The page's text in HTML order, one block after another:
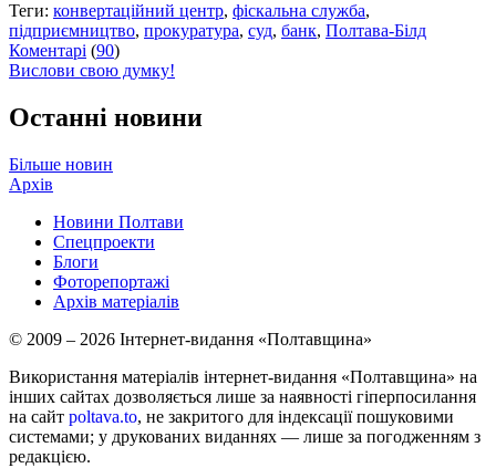
Теги: конвертаційний центр, фіскальна служба,
підприємництво, прокуратура, суд, банк, Полтава-Білд
Коментарі (90)
Вислови свою думку!
Останні новини
Більше новин
Архів
Новини Полтави
Спецпроекти
Блоги
Фоторепортажі
Архів матеріалів
© 2009 – 2026 Інтернет-видання «Полтавщина»
Використання матеріалів інтернет-видання «Полтавщина» на
інших сайтах дозволяється лише за наявності гіперпосилання
на сайт poltava.to, не закритого для індексації пошуковими
системами; у друкованих виданнях — лише за погодженням з
редакцією.